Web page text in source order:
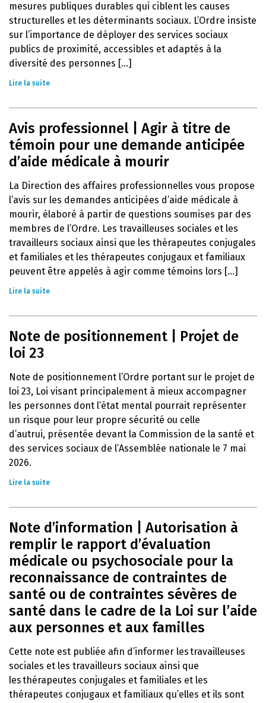
mesures publiques durables qui ciblent les causes
structurelles et les déterminants sociaux. L’Ordre insiste
sur l’importance de déployer des services sociaux
publics de proximité, accessibles et adaptés à la
diversité des personnes [...]
Lire la suite
Avis professionnel | Agir à titre de
témoin pour une demande anticipée
d’aide médicale à mourir
La Direction des affaires professionnelles vous propose
l’avis sur les demandes anticipées d’aide médicale à
mourir, élaboré à partir de questions soumises par des
membres de l’Ordre. Les travailleuses sociales et les
travailleurs sociaux ainsi que les thérapeutes conjugales
et familiales et les thérapeutes conjugaux et familiaux
peuvent être appelés à agir comme témoins lors [...]
Lire la suite
Note de positionnement | Projet de
loi 23
Note de positionnement l’Ordre portant sur le projet de
loi 23, Loi visant principalement à mieux accompagner
les personnes dont l’état mental pourrait représenter
un risque pour leur propre sécurité ou celle
d’autrui, présentée devant la Commission de la santé et
des services sociaux de l’Assemblée nationale le 7 mai
2026.
Lire la suite
Note d’information | Autorisation à
remplir le rapport d’évaluation
médicale ou psychosociale pour la
reconnaissance de contraintes de
santé ou de contraintes sévères de
santé dans le cadre de la Loi sur l’aide
aux personnes et aux familles
Cette note est publiée afin d’informer les travailleuses
sociales et les travailleurs sociaux ainsi que
les thérapeutes conjugales et familiales et les
thérapeutes conjugaux et familiaux qu’elles et ils sont